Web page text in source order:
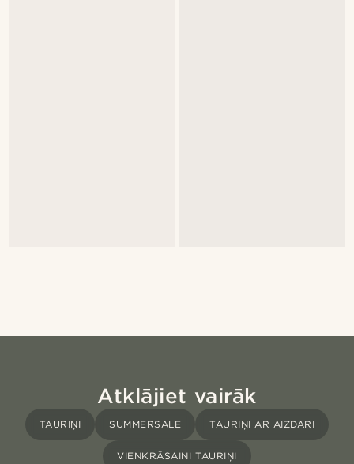
Atklājiet vairāk
TAURIŅI SUMMERSALE TAURIŅI AR AIZDARI
VIENKRĀSAINI TAURIŅI